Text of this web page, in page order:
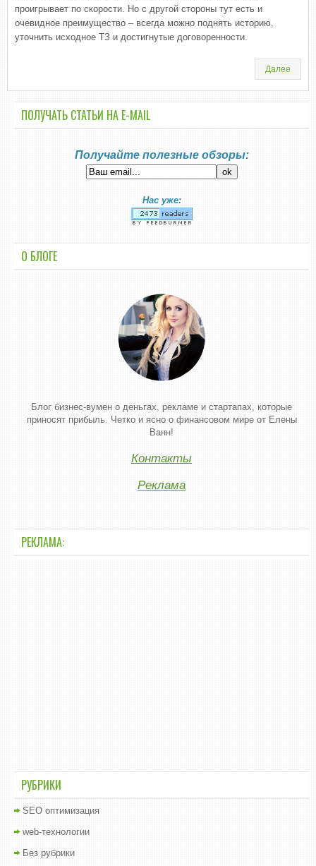
проигрывает по скорости. Но с другой стороны тут есть и
очевидное преимущество – всегда можно поднять историю,
уточнить исходное ТЗ и достигнутые договоренности.
Далее
ПОЛУЧАТЬ СТАТЬИ НА E-MАIL
Получайте полезные обзоры:
Нас уже:
О БЛОГЕ
Блог бизнес-вумен о деньгах, рекламе и стартапах, которые
приносят прибыль. Четко и ясно о финансовом мире от Елены
Ванн!
Контакты
Реклама
РЕКЛАМА:
РУБРИКИ
SEO оптимизация
web-технологии
Без рубрики